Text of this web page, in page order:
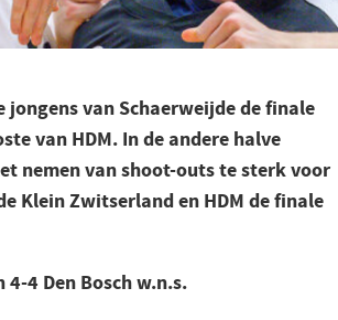
jongens van Schaerweijde de finale
van HDM. In de andere halve
nemen van shoot-outs te sterk voor
Klein Zwitserland en HDM de finale
4-4 Den Bosch w.n.s.